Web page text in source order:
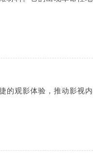
的观影体验，推动影视内